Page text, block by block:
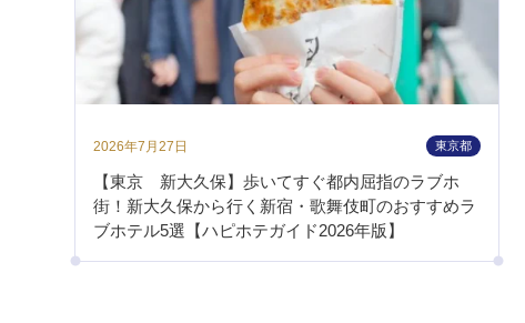
2026年7月27日 東京都
【東京 新大久保】歩いてすぐ都内屈指のラブホ
街！新大久保から行く新宿・歌舞伎町のおすすめラ
ブホテル5選【ハピホテガイド2026年版】